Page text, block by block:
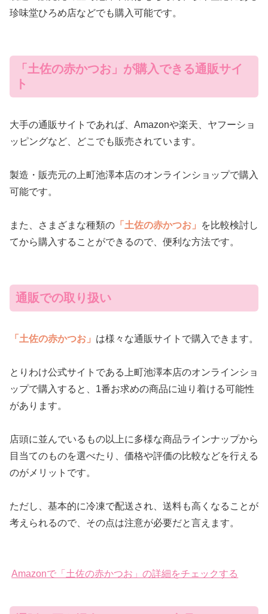
珍味堂ひろめ店などでも購入可能です。
「土佐の赤かつお」が購入できる通販サイ
ト
大手の通販サイトであれば、Amazonや楽天、ヤフーショ
ッピングなど、どこでも販売されています。
製造・販売元の上町池澤本店のオンラインショップで購入
可能です。
また、さまざまな種類の 「土佐の赤かつお」
を比較検討し
てから購入することができるので、便利な方法です。
通販での取り扱い
「土佐の赤かつお」 は様々な通販サイトで購入できます。
とりわけ公式サイトである上町池澤本店のオンラインショ
ップで購入すると、1番お求めの商品に辿り着ける可能性
があります。
店頭に並んでいるもの以上に多様な商品ラインナップから
目当てのものを選べたり、価格や評価の比較などを行える
のがメリットです。
ただし、基本的に冷凍で配送され、送料も高くなることが
考えられるので、その点は注意が必要だと言えます。
Amazonで「土佐の赤かつお」の詳細をチェックする